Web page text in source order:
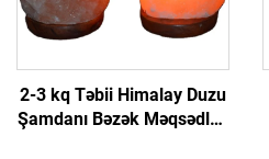
2-3 kq Təbii Himalay Duzu
Şamdanı Bəzək Məqsədləri